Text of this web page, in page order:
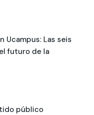
Ucampus: Las seis
futuro de la
público